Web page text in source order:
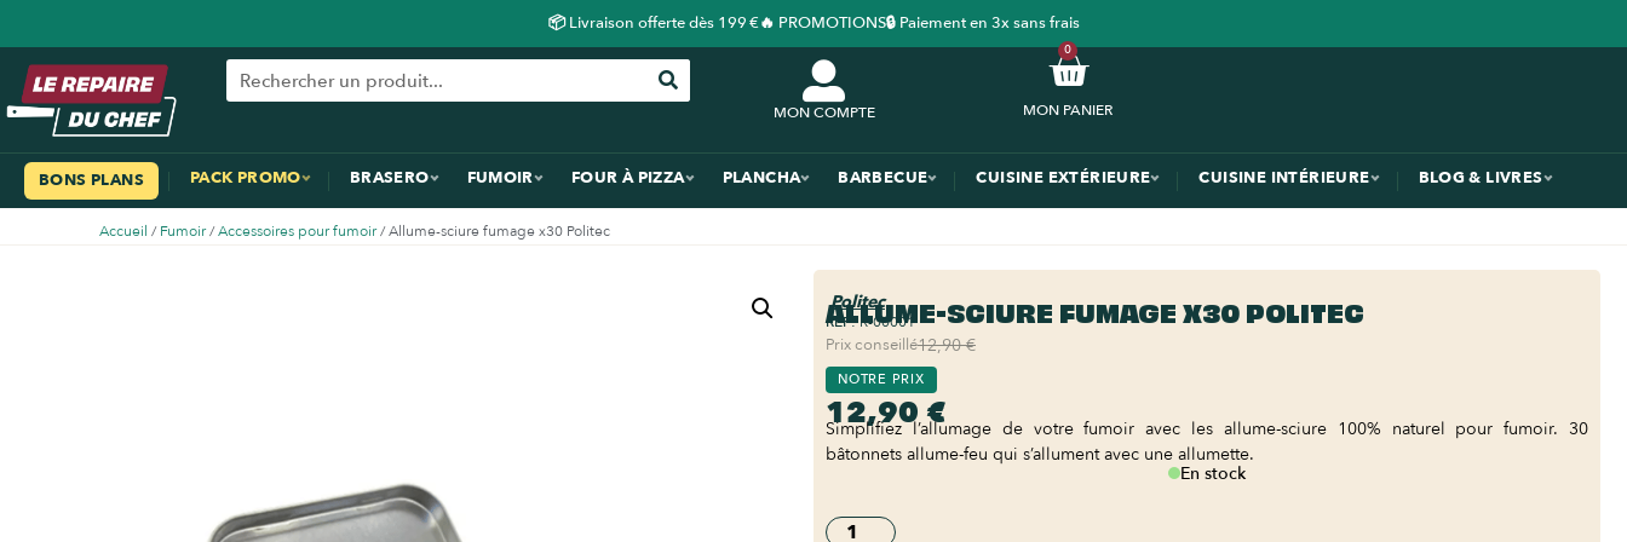
📦 Livraison offerte dès 199 €🔥 PROMOTIONS🔒 Paiement en 3x sans frais
MON COMPTE
0
BONS PLANS PACK PROMO BRASERO FUMOIR FOUR À PIZZA PLANCHA BARBECUE CUISINE EXTÉRIEURE CUISINE INTÉRIEURE BLOG & LIVRES
Accueil /Fumoir/Accessoires pour fumoir/ Allume-sciure fumage x30 Politec
Politec
ALLUME-SCIURE FUMAGE X30 POLITEC
REF:R-00001
Prix conseillé12,90 €
NOTRE PRIX
12,90 €
Simplifiez l’allumage de votre fumoir avec les allume-sciure 100% naturel pour fumoir. 30
bâtonnets allume-feu qui s’allument avec une allumette.
En stock